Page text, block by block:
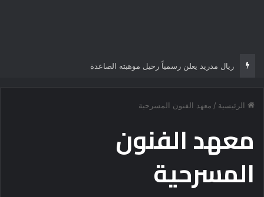
ريال مدريد يعلن رسمياً رحيل موهبته الصاعدة
الرئيسية / معهد الفنون المسرحية
معهد الفنون
المسرحية